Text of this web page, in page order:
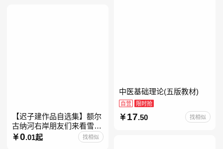
中医基础理论(五版教材)
自营 限时抢
17.50 找相似
【迟子建作品自选集】额尔
古纳河右岸朋友们来看雪吧
迟子建茅盾文学奖获奖作品
东北故事集群山之巅也是冬
0.01起 找相似